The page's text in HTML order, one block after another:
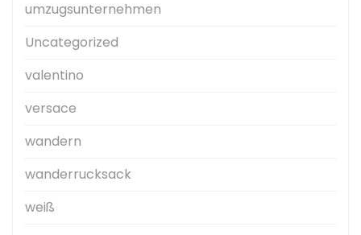
umzugsunternehmen
Uncategorized
valentino
versace
wandern
wanderrucksack
weiß